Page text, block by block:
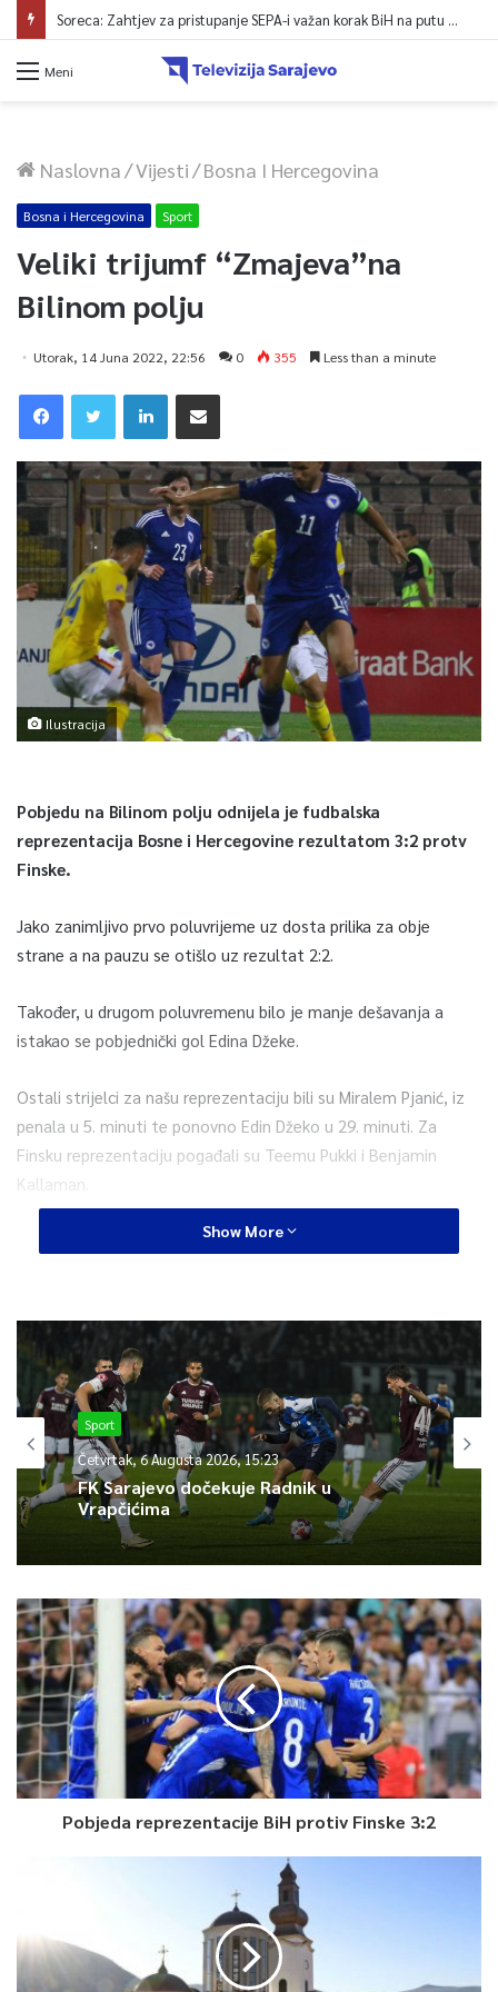
Soreca: Zahtjev za pristupanje SEPA-i važan korak BiH na putu ka EU
Meni
Naslovna/Vijesti/Bosna I Hercegovina
Bosna i Hercegovina Sport
Veliki trijumf “Zmajeva”na
Bilinom polju
Utorak, 14 Juna 2022, 22:56 0 355 Less than a minute
Ilustracija
Pobjedu na Bilinom polju odnijela je fudbalska
reprezentacija Bosne i Hercegovine rezultatom 3:2 protv
Finske.
Jako zanimljivo prvo poluvrijeme uz dosta prilika za obje
strane a na pauzu se otišlo uz rezultat 2:2.
Također, u drugom poluvremenu bilo je manje dešavanja a
istakao se pobjednički gol Edina Džeke.
Ostali strijelci za našu reprezentaciju bili su Miralem Pjanić, iz
penala u 5. minuti te ponovno Edin Džeko u 29. minuti. Za
Finsku reprezentaciju pogađali su Teemu Pukki i Benjamin
Kallaman.
Ovom pobjedom “Zmajevi” su zadržali lidersku poziciju na
5
Article Rating
Show More
Sport
Četvrtak, 6 Augusta 2026, 15:23
FK Sarajevo dočekuje Radnik u
Vrapčićima
Pobjeda reprezentacije BiH protiv Finske 3:2